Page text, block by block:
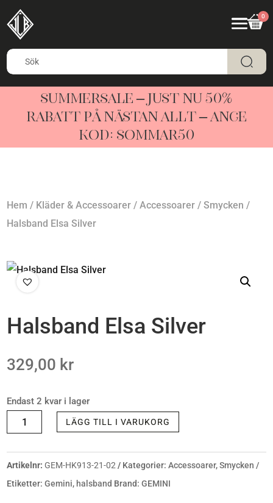
0
SUMMERSALE – JUST NU 50%
RABATT PÅ NÄSTAN ALLT – ANGE
KOD: SOMMAR50
Hem / Kläder & Accessoarer /Accessoarer /Smycken /
Halsband Elsa Silver
Halsband Elsa Silver
329,00 kr
Endast 2 kvar i lager
HALSBAND
ELSA
SILVER
LÄGG TILL I VARUKORG
Artikelnr:GEM-HK913-21-02 Kategorier:Accessoarer,Smycken
Etiketter:Gemini, halsband Brand:GEMINI